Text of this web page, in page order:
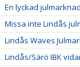
En lyckad
Missa inte Lindås
Lindås Waves
Lindås/Särö IBK